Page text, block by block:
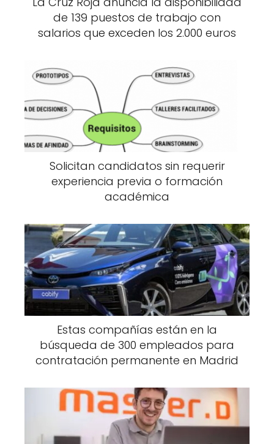
de 139 puestos de trabajo con
salarios que exceden los 2.000 euros
Solicitan candidatos sin requerir
experiencia previa o formación
académica
Estas compañías están en la
búsqueda de 300 empleados para
contratación permanente en Madrid